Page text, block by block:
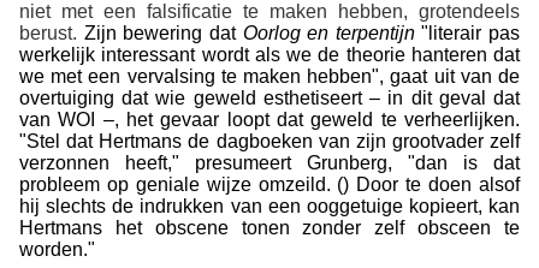
niet met een falsificatie te maken hebben, grotendeels
berust. Zijn bewering dat Oorlog en terpentijn"literair pas
werkelijk interessant wordt als we de theorie hanteren dat
we met een vervalsing te maken hebben", gaat uit van de
overtuiging dat wie geweld esthetiseert – in dit geval dat
van WOI –, het gevaar loopt dat geweld te verheerlijken.
"Stel dat Hertmans de dagboeken van zijn grootvader zelf
verzonnen heeft," presumeert Grunberg, "dan is dat
probleem op geniale wijze omzeild. () Door te doen alsof
hij slechts de indrukken van een ooggetuige kopieert, kan
Hertmans het obscene tonen zonder zelf obsceen te
worden."